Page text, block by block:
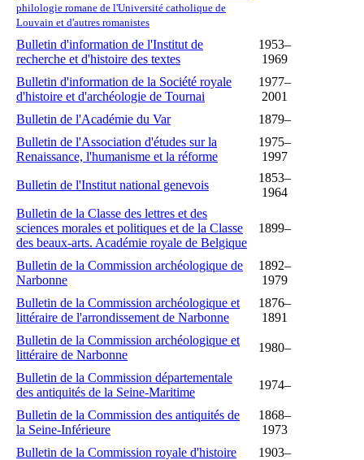
philologie romane de l'Université catholique de
Louvain et d'autres romanistes
Bulletin d'information de l'Institut de
recherche et d'histoire des textes
1953–
1969
Bulletin d'information de la Société royale
d'histoire et d'archéologie de Tournai
1977–
2001
Bulletin de l'Académie du Var
1879–
Bulletin de l'Association d'études sur la
Renaissance, l'humanisme et la réforme
1975–
1997
Bulletin de l'Institut national genevois
1853–
1964
Bulletin de la Classe des lettres et des
sciences morales et politiques et de la Classe
des beaux-arts. Académie royale de Belgique
1899–
Bulletin de la Commission archéologique de
Narbonne
1892–
1979
Bulletin de la Commission archéologique et
littéraire de l'arrondissement de Narbonne
1876–
1891
Bulletin de la Commission archéologique et
littéraire de Narbonne
1980–
Bulletin de la Commission départementale
des antiquités de la Seine-Maritime
1974–
Bulletin de la Commission des antiquités de
la Seine-Inférieure
1868–
1973
Bulletin de la Commission royale d'histoire
1903–